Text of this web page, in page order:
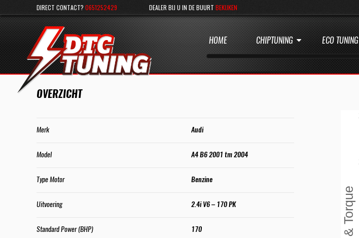
DIRECT CONTACT? 0651252429 DEALER BIJ U IN DE BUURT BEKIJKEN
HOME CHIPTUNING ECO TUNING
OVERZICHT
Merk Audi
Model A4 B6 2001 tm 2004
Type Motor Benzine
Uitvoering 2.4i V6 – 170 PK
Standard Power (BHP) 170